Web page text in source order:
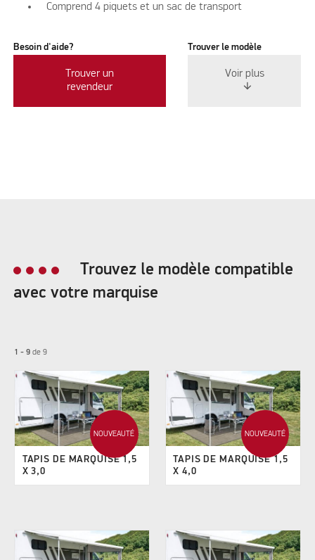
Comprend 4 piquets et un sac de transport
Besoin d'aide?
Trouver un
revendeur
Trouver le modèle
Voir plus
Trouvez le modèle compatible
avec votre marquise
1 - 9de 9
NOUVEAUTÉ
TAPIS DE MARQUISE 1,5
X 3,0
NOUVEAUTÉ
TAPIS DE MARQUISE 1,5
X 4,0